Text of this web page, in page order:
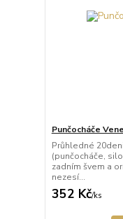
Punčocháče
Průhledné
(punčocháče,
zadním švem a
nezesí...
352 Kč/ks